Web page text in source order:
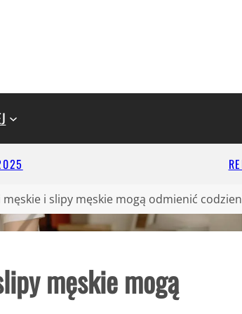
i slipy męskie mogą odmienić
męskie mogą